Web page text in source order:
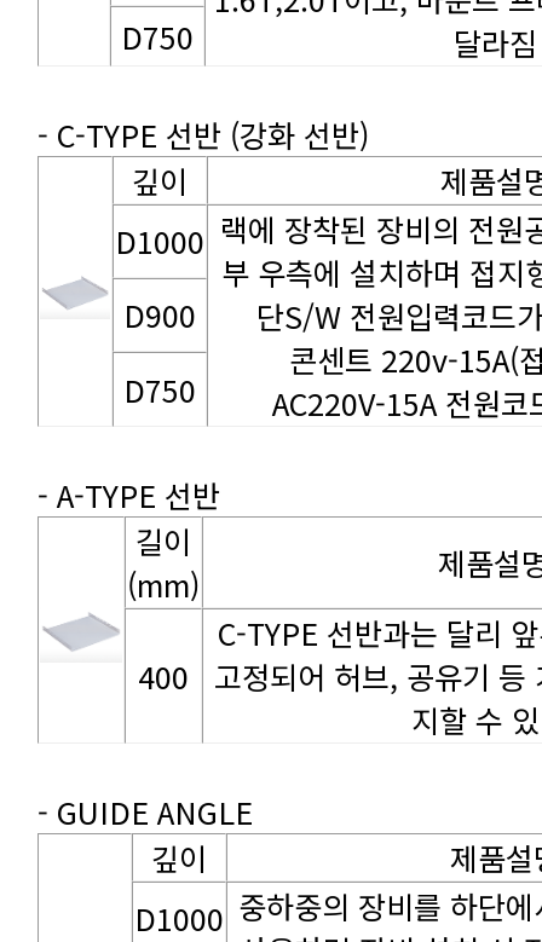
달라짐
D750
- C-TYPE 선반 (강화 선반)
깊이
제품설
D1000
단S/W 전원입력코드
콘센트 220v-15A(
AC220V-15A 전원
D900
D750
- A-TYPE 선반
(mm) 제품설
400
지할 수
- GUIDE ANGLE
깊이
제품
D1000